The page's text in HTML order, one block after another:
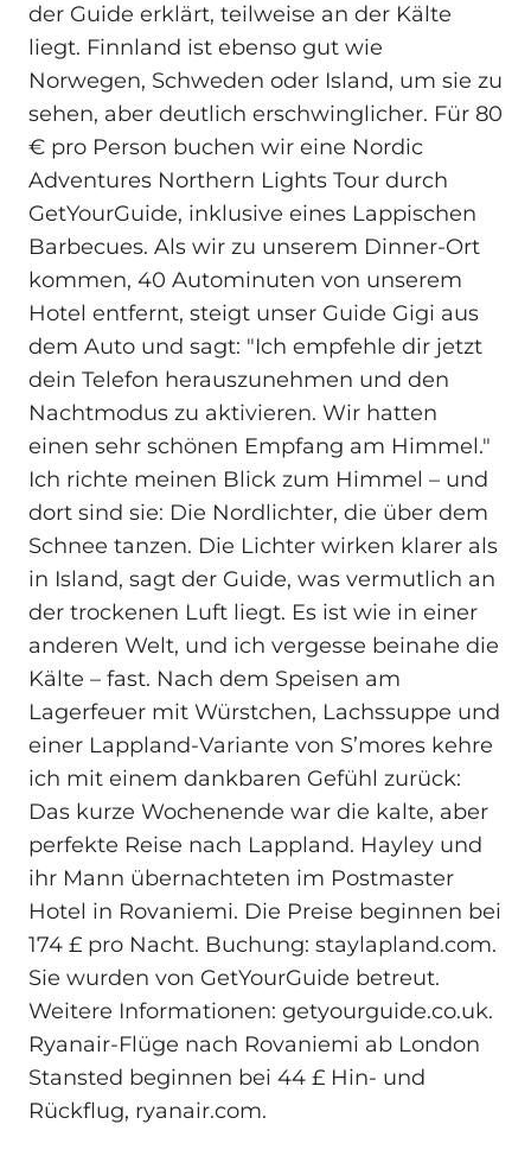
der Guide erklärt, teilweise an der Kälte
liegt. Finnland ist ebenso gut wie
Norwegen, Schweden oder Island, um sie zu
sehen, aber deutlich erschwinglicher. Für 80
€ pro Person buchen wir eine Nordic
Adventures Northern Lights Tour durch
GetYourGuide, inklusive eines Lappischen
Barbecues. Als wir zu unserem Dinner‑Ort
kommen, 40 Autominuten von unserem
Hotel entfernt, steigt unser Guide Gigi aus
dem Auto und sagt: "Ich empfehle dir jetzt
dein Telefon herauszunehmen und den
Nachtmodus zu aktivieren. Wir hatten
einen sehr schönen Empfang am Himmel."
Ich richte meinen Blick zum Himmel – und
dort sind sie: Die Nordlichter, die über dem
Schnee tanzen. Die Lichter wirken klarer als
in Island, sagt der Guide, was vermutlich an
der trockenen Luft liegt. Es ist wie in einer
anderen Welt, und ich vergesse beinahe die
Kälte – fast. Nach dem Speisen am
Lagerfeuer mit Würstchen, Lachssuppe und
einer Lappland‑Variante von S’mores kehre
ich mit einem dankbaren Gefühl zurück:
Das kurze Wochenende war die kalte, aber
perfekte Reise nach Lappland. Hayley und
ihr Mann übernachteten im Postmaster
Hotel in Rovaniemi. Die Preise beginnen bei
174 £ pro Nacht. Buchung: staylapland.com.
Sie wurden von GetYourGuide betreut.
Weitere Informationen: getyourguide.co.uk.
Ryanair-Flüge nach Rovaniemi ab London
Stansted beginnen bei 44 £ Hin- und
Rückflug, ryanair.com.